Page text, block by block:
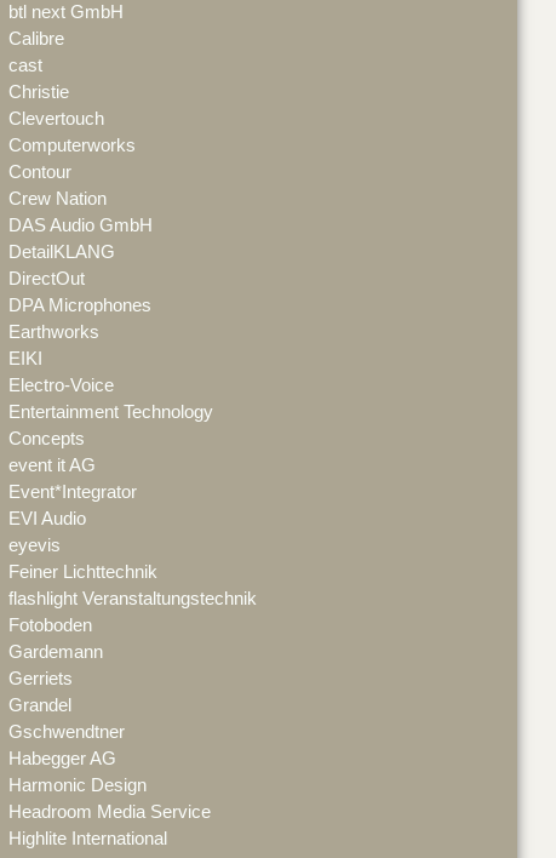
btl next GmbH
Calibre
cast
Christie
Clevertouch
Computerworks
Contour
Crew Nation
DAS Audio GmbH
DetailKLANG
DirectOut
DPA Microphones
Earthworks
EIKI
Electro-Voice
Entertainment Technology
Concepts
event it AG
Event*Integrator
EVI Audio
eyevis
Feiner Lichttechnik
flashlight Veranstaltungstechnik
Fotoboden
Gardemann
Gerriets
Grandel
Gschwendtner
Habegger AG
Harmonic Design
Headroom Media Service
Highlite International